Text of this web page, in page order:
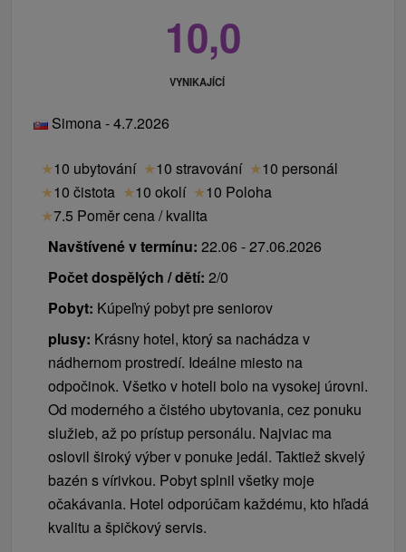
10,0
VYNIKAJÍCÍ
Simona - 4.7.2026
★10 ubytování ★10 stravování ★10 personál
★10 čistota ★10 okolí ★10 Poloha
★7.5 Poměr cena / kvalita
Navštívené v termínu: 22.06 - 27.06.2026
Počet dospělých / dětí: 2/0
Pobyt: Kúpeľný pobyt pre seniorov
plusy: Krásny hotel, ktorý sa nachádza v
nádhernom prostredí. Ideálne miesto na
odpočinok. Všetko v hoteli bolo na vysokej úrovni.
Od moderného a čistého ubytovania, cez ponuku
služieb, až po prístup personálu. Najviac ma
oslovil široký výber v ponuke jedál. Taktiež skvelý
bazén s vírivkou. Pobyt splnil všetky moje
očakávania. Hotel odporúčam každému, kto hľadá
kvalitu a špičkový servis.